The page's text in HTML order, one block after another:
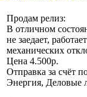
Продам релиз:
В отличном
не заедает,
механических
Цена 4.500р.
Отправка за счёт
Энергия, Деловые